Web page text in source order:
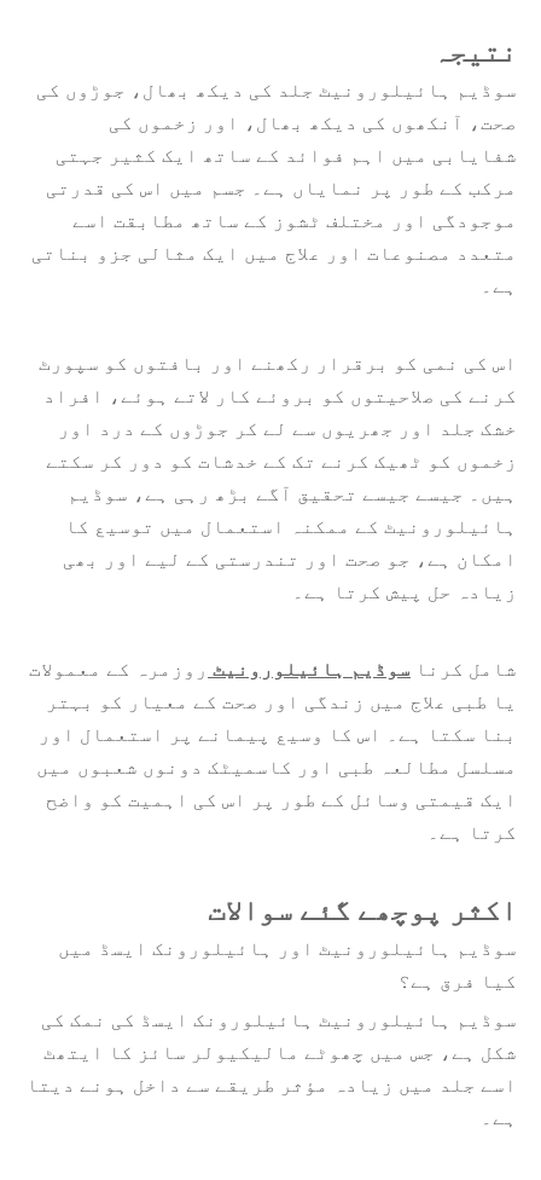
نتیجہ
سوڈیم ہائیلورونیٹ جلد کی دیکھ بھال، جوڑوں کی
صحت، آنکھوں کی دیکھ بھال، اور زخموں کی
شفایابی میں اہم فوائد کے ساتھ ایک کثیر جہتی
مرکب کے طور پر نمایاں ہے۔ جسم میں اس کی قدرتی
موجودگی اور مختلف ٹشوز کے ساتھ مطابقت اسے
متعدد مصنوعات اور علاج میں ایک مثالی جزو بناتی
ہے۔
اس کی نمی کو برقرار رکھنے اور بافتوں کو سپورٹ
کرنے کی صلاحیتوں کو بروئے کار لاتے ہوئے، افراد
خشک جلد اور جھریوں سے لے کر جوڑوں کے درد اور
زخموں کو ٹھیک کرنے تک کے خدشات کو دور کر سکتے
ہیں۔ جیسے جیسے تحقیق آگے بڑھ رہی ہے، سوڈیم
ہائیلورونیٹ کے ممکنہ استعمال میں توسیع کا
امکان ہے، جو صحت اور تندرستی کے لیے اور بھی
زیادہ حل پیش کرتا ہے۔
شامل کرنا سوڈیم ہائیلورونیٹ روزمرہ کے معمولات
یا طبی علاج میں زندگی اور صحت کے معیار کو بہتر
بنا سکتا ہے۔ اس کا وسیع پیمانے پر استعمال اور
مسلسل مطالعہ طبی اور کاسمیٹک دونوں شعبوں میں
ایک قیمتی وسائل کے طور پر اس کی اہمیت کو واضح
کرتا ہے۔
اکثر پوچھے گئے سوالات
سوڈیم ہائیلورونیٹ اور ہائیلورونک ایسڈ میں
کیا فرق ہے؟
سوڈیم ہائیلورونیٹ ہائیلورونک ایسڈ کی نمک کی
شکل ہے، جس میں چھوٹے مالیکیولر سائز کا ایتھٹ
اسے جلد میں زیادہ مؤثر طریقے سے داخل ہونے دیتا
ہے۔